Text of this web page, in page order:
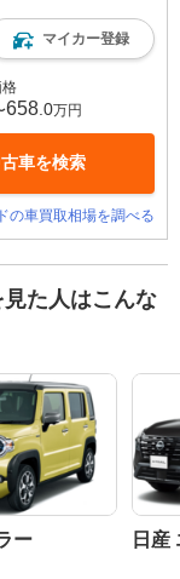
マイカー登録
658 .0万円
車を検索
の車買取相場を調べる
見た人はこんな
ー 日産